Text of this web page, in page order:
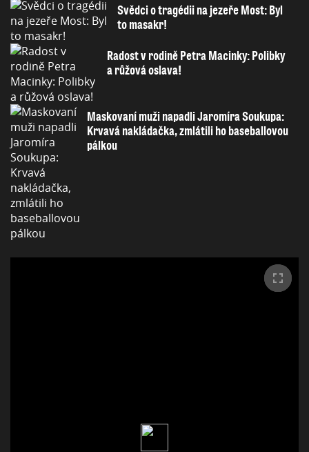
Svědci o tragédii na jezeře Most: Byl
to masakr!
Radost v rodině Petra Macinky: Polibky
a růžová oslava!
Maskovaní muži napadli Jaromíra Soukupa:
Krvavá nakládačka, zmlátili ho baseballovou
pálkou